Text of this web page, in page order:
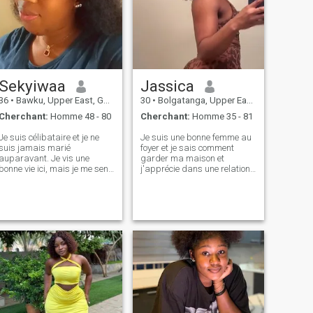
sérieuses vous remercient et
ne me contactez pas et
commencez à me demander
photos ou des vidéos
parce que je ne suis
ici pour donner des
suis une femme avec de
hautes valeurs familiales et
je veux partager ma vie avec
un homme pour toujours. Sur
un site de rencontres je veux
rencontrer un homme qui me
tous les jours et je ferai de cet
homme le plus heureux du
monde.
Sekyiwaa
• Bawku, Upper East, Ghana
Cherchant: Homme 48 - 80
suis célibataire et je ne
jamais marié
auparavant. Je vis une
bonne vie ici, mais je me sens
une bonne épouse. Je
une fille très attentive,
humble et honnête. Je
très persévérant.
votre réponse.
Jassica
30 • Bolgatanga, Upper East, Ghana
Cherchant: Homme 35 - 81
Je suis une bonne femme au
foyer et je sais comment
garder ma maison et
j'apprécie dans une relation
que le voyage de la vie n'est
pas défini par les
destinations, mais par les
compagnons qui partagent
le voyage avec vous. J'ai
entendu de mon ami qui a
rejoint ce site que les
hommes à l'étranger sont de
vrais gentlemen. Je suis